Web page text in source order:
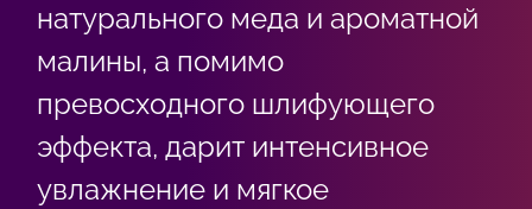
натурального меда и ароматной
малины, а помимо
превосходного шлифующего
эффекта, дарит интенсивное
увлажнение и мягкое